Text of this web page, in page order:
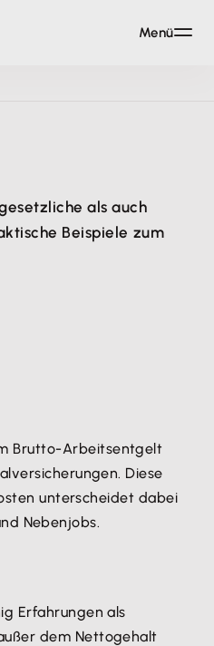
als auch
Beispiele zum
Brutto-Arbeitsentgelt
Diese
unterscheidet dabei
Nebenjobs.
Erfahrungen als
dem Nettogehalt
Menü